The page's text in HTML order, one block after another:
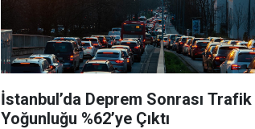
İstanbul’da Deprem Sonrası Trafik
Yoğunluğu %62’ye Çıktı